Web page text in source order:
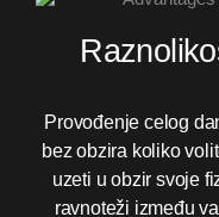
Provođenje celog
bez obzira koliko
uzeti u obzir svoje
ravnoteži između